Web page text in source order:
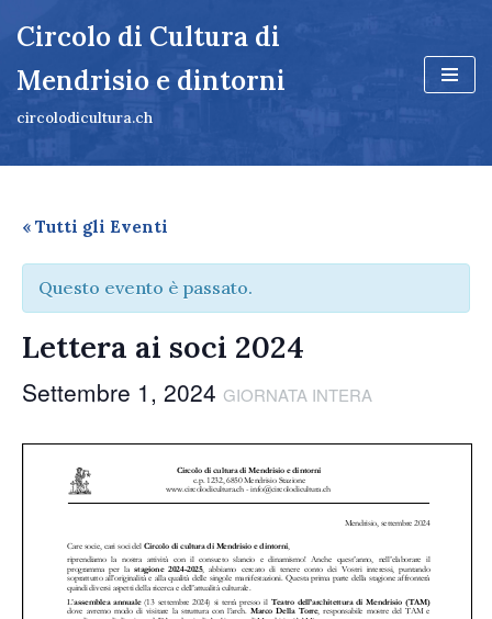
al
contenuto
Circolo di Cultura di
Mendrisio e dintorni
circolodicultura.ch
« Tutti gli Eventi
Questo evento è passato.
Lettera ai soci 2024
Settembre 1, 2024 GIORNATA INTERA